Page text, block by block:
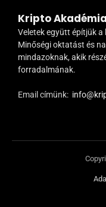
Kripto Akadémia
Veletek együtt építjük
Minőségi oktatást és
mindazoknak, akik
forradalmának.
Email címünk: